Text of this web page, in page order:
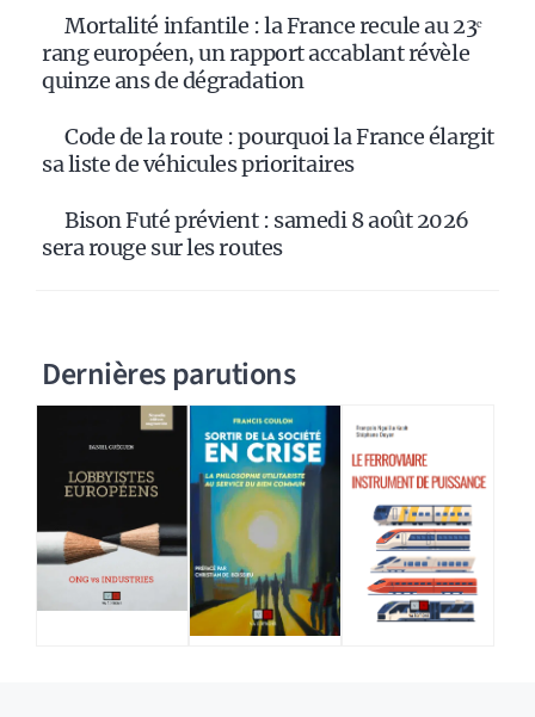
Mortalité infantile : la France recule au 23ᵉ
rang européen, un rapport accablant révèle
quinze ans de dégradation
Code de la route : pourquoi la France élargit
sa liste de véhicules prioritaires
Bison Futé prévient : samedi 8 août 2026
sera rouge sur les routes
Dernières parutions